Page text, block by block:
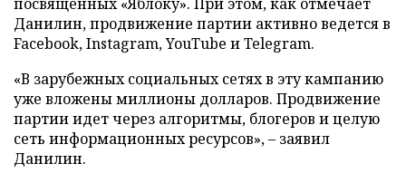
Данилин, продвижение партии активно ведется в
Facebook, Instagram, YouTube и Telegram.
«В зарубежных социальных сетях в эту кампанию
уже вложены миллионы долларов. Продвижение
партии идет через алгоритмы, блогеров и целую
сеть информационных ресурсов», – заявил
Данилин.